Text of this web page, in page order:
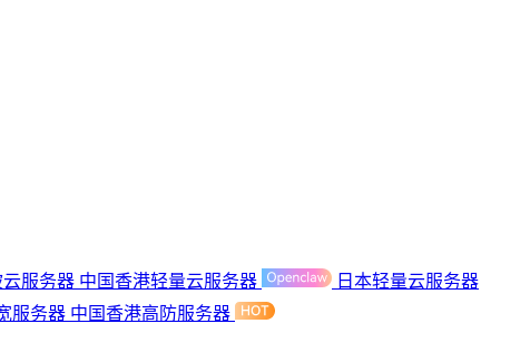
服务器 中国香港轻量云服务器
日本轻量云服务器
服务器 中国香港高防服务器